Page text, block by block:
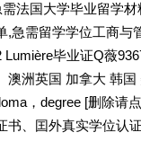
法国大学毕业留学
,急需留学学位工商
Lumière毕业证Q薇
澳洲英国 加拿大 韩
，degree [删除请
书、囯外真实学位认